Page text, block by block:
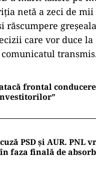
netă a zeci de mii
răscumpere
care vor duce
frontal
PSD și AUR. PNL
faza finală de